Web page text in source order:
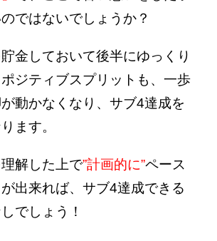
ではないでしょうか？
金しておいて後半にゆっくり
ジティブスプリットも、一歩
動かなくなり、サブ4達成を
ます。
解した上で”計画的に”ペース
出来れば、サブ4達成できる
でしょう！